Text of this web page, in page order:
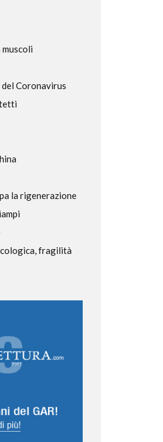
del Coronavirus
la rigenerazione
fragilità